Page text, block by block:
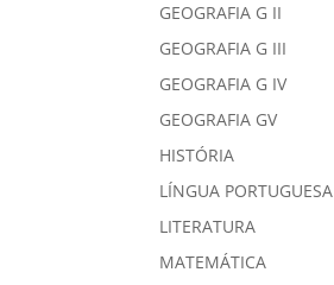
GEOGRAFIA G II
GEOGRAFIA G III
GEOGRAFIA G IV
GEOGRAFIA GV
HISTÓRIA
LÍNGUA PORTUGUESA
LITERATURA
MATEMÁTICA